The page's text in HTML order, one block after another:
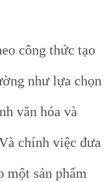
công thức tạo
như lựa chọn
văn hóa và
chính việc đưa
một sản phẩm